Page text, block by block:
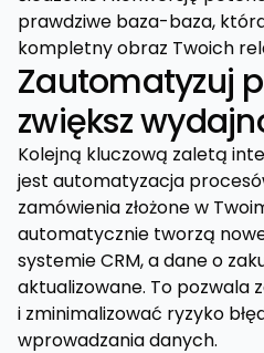
prawdziwe baza-baza,
kompletny obraz Twoich
Zautomatyzuj
zwiększ
Kolejną kluczową zaletą
jest automatyzacja
zamówienia złożone w
automatycznie tworzą
systemie CRM, a dane o
aktualizowane. To pozwala
i zminimalizować ryzyko
wprowadzania danych.